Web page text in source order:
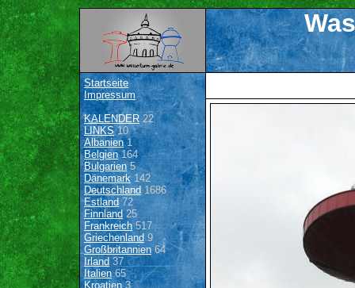
Startseite
Impressum
KALENDER22
LINKS10
Albanien1
Belgien164
Bulgarien 5
Dänemark142
Deutschland 1686
Estland 72
Finnland 25
Frankreich517
Griechenland9
Großbritannien64
Irland 37
Italien65
Kroatien3